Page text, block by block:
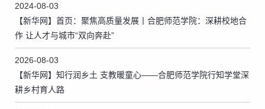
2024-08-03
【新华网】首页：聚焦高质量发展丨合肥师范学院：深耕校地合
作 让人才与城市“双向奔赴”
2026-08-03
【新华网】知行润乡土 支教暖童心——合肥师范学院行知学堂深
耕乡村育人路